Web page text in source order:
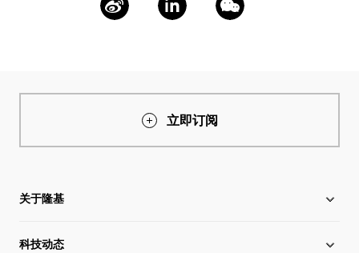
立即订阅
关于隆基
关于隆基
科技动态